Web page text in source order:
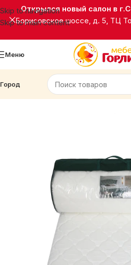
Skip to navigation
Skip to main content
Открылся новый салон в
Борисовское шоссе, д. 5, ТЦ
Меню
Город
Матрасы Текстиль